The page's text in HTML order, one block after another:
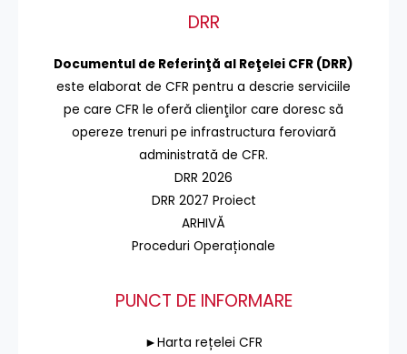
DRR
Documentul de Referinţă al Reţelei CFR (DRR)
este elaborat de CFR pentru a descrie serviciile
pe care CFR le oferă clienţilor care doresc să
opereze trenuri pe infrastructura feroviară
administrată de CFR.
DRR 2026
DRR 2027 Proiect
ARHIVĂ
Proceduri Operaționale
PUNCT DE INFORMARE
►Harta rețelei CFR